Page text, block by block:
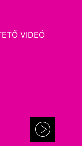
VIDEÓ